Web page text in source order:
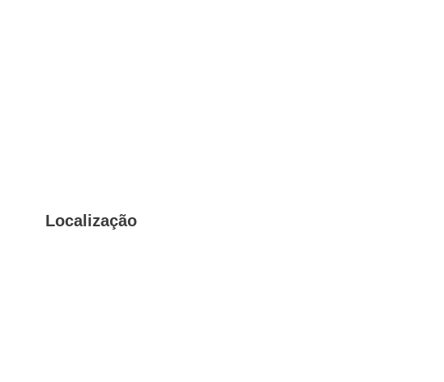
Localização